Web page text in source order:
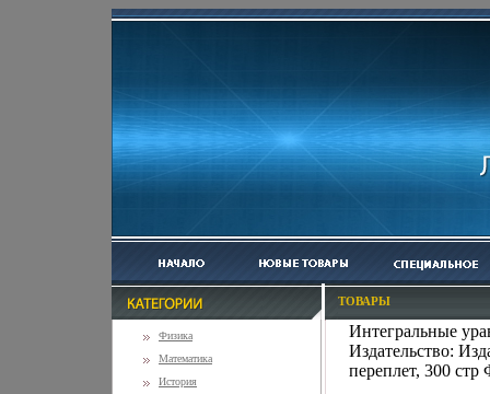
Физика
Математика
История
ТОВАРЫ
Интегральные
Издательство:
переплет, 300